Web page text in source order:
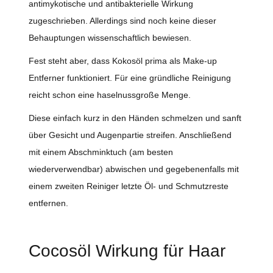
antimykotische und antibakterielle Wirkung
zugeschrieben. Allerdings sind noch keine dieser
Behauptungen wissenschaftlich bewiesen.
Fest steht aber, dass Kokosöl prima als Make-up
Entferner funktioniert. Für eine gründliche Reinigung
reicht schon eine haselnussgroße Menge.
Diese einfach kurz in den Händen schmelzen und sanft
über Gesicht und Augenpartie streifen. Anschließend
mit einem Abschminktuch (am besten
wiederverwendbar) abwischen und gegebenenfalls mit
einem zweiten Reiniger letzte Öl- und Schmutzreste
entfernen.
Cocosöl Wirkung für Haar